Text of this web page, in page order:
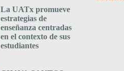
La UATx promueve
estrategias de
enseñanza centradas
en el contexto de sus
estudiantes